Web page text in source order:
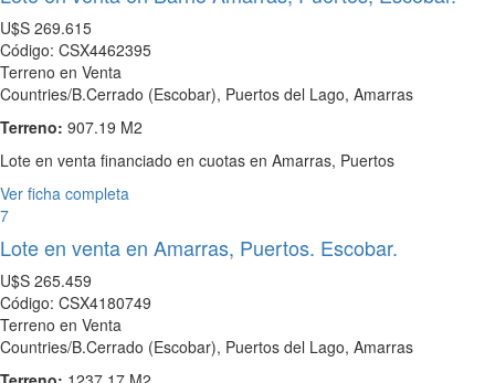
U$S 269.615
Código: CSX4462395
Terreno en Venta
Countries/B.Cerrado (Escobar), Puertos del Lago, Amarras
Terreno: 907.19 M2
Lote en venta financiado en cuotas en Amarras, Puertos
Ver ficha completa
7
Lote en venta en Amarras, Puertos. Escobar.
U$S 265.459
Código: CSX4180749
Terreno en Venta
Countries/B.Cerrado (Escobar), Puertos del Lago, Amarras